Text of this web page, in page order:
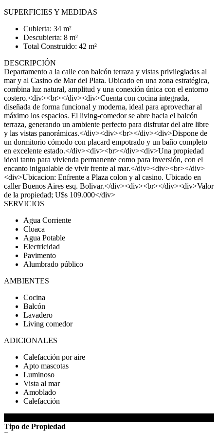
SUPERFICIES Y MEDIDAS
Cubierta: 34 m²
Descubierta: 8 m²
Total Construido: 42 m²
DESCRIPCIÓN
Departamento a la calle con balcón terraza y vistas privilegiadas al
mar y al Casino de Mar del Plata. Ubicado en una zona estratégica,
combina luz natural, amplitud y una conexión única con el entorno
costero.<div><br></div><div>Cuenta con cocina integrada,
diseñada de forma funcional y moderna, ideal para aprovechar al
máximo los espacios. El living-comedor se abre hacia el balcón
terraza, generando un ambiente perfecto para disfrutar del aire libre
y las vistas panorámicas.</div><div><br></div><div>Dispone de
un dormitorio cómodo con placard empotrado y un baño completo
en excelente estado.</div><div><br></div><div>Una propiedad
ideal tanto para vivienda permanente como para inversión, con el
encanto inigualable de vivir frente al mar.</div><div><br></div>
<div>Ubicacion: Enfrente a Plaza colon y al casino. Ubicado en
caller Buenos Aires esq. Bolivar.</div><div><br></div><div>Valor
de la propiedad; U$s 109.000</div>
SERVICIOS
Agua Corriente
Cloaca
Agua Potable
Electricidad
Pavimento
Alumbrado público
AMBIENTES
Cocina
Balcón
Lavadero
Living comedor
ADICIONALES
Calefacción por aire
Apto mascotas
Luminoso
Vista al mar
Amoblado
Calefacción
Tipo de Propiedad